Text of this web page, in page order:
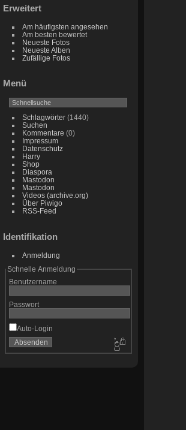
Erweitert
Am häufigsten angesehen
Am besten bewertet
Neueste Fotos
Neueste Alben
Zufällige Fotos
Menü
Schlagwörter(1440)
Suchen
Kommentare (0)
Impressum
Datenschutz
Harry
Shop
Diaspora
Mastodon
Mastodon
Videos (archive.org)
Über Piwigo
RSS-Feed
Identifikation
Anmeldung
Schnelle Anmeldung
Benutzername
Passwort
Auto-Login